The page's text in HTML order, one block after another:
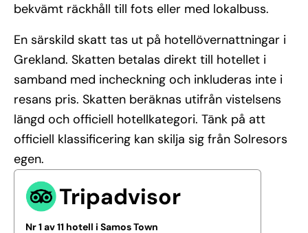
bekvämt räckhåll till fots eller med lokalbuss.
En särskild skatt tas ut på hotellövernattningar i
Grekland. Skatten betalas direkt till hotellet i
samband med incheckning och inkluderas inte i
resans pris. Skatten beräknas utifrån vistelsens
längd och officiell hotellkategori. Tänk på att
officiell klassificering kan skilja sig från Solresors
egen.
Tripadvisor
Nr 1 av 11 hotell i Samos Town